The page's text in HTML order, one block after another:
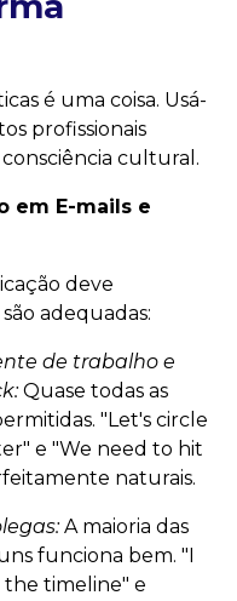
é uma coisa. Usá-
profissionais
cultural.
em E-mails e
deve
adequadas:
de trabalho e
Quase todas as
"Let's circle
e "We need to hit
naturais.
A maioria das
funciona bem. "I
timeline" e